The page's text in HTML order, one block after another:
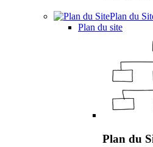
Plan du
Plan du site
Plan du